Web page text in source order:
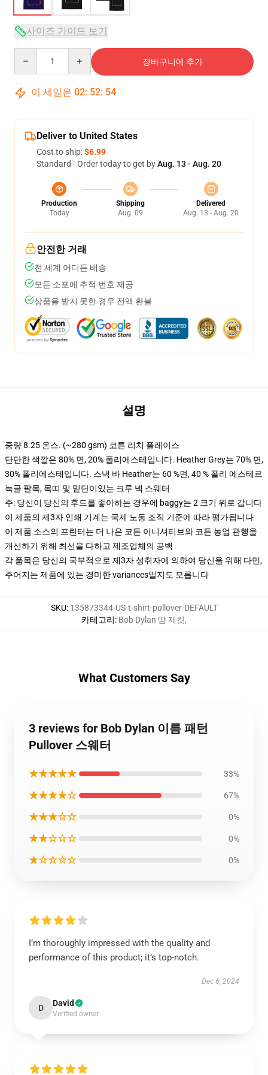
사이즈 가이드 보기
장바구니에 추가
이 세일은 02: 52: 53
Deliver to United States
Cost to ship:$6.99
Standard - Order today to get byAug. 13 - Aug. 20
Production
Today
Shipping
Aug. 09
Delivered
Aug. 13 - Aug. 20
안전한 거래
전 세계 어디든 배송
모든 소포에 추적 번호 제공
상품을 받지 못한 경우 전액 환불
설명
중량 8.25 온스. (~280 gsm) 코튼 리치 플레이스
단단한 색깔은 80% 면, 20% 폴리에스테입니다. Heather Grey는 70% 면,
30% 폴리에스테입니다. 스낵 바 Heather는 60 %면, 40 % 폴리 에스테르
늑골 팔목, 목띠 및 밑단이있는 크루 넥 스웨터
주: 당신이 당신의 후드를 좋아하는 경우에 baggy는 2 크기 위로 갑니다
이 제품의 제3자 인쇄 기계는 국제 노동 조직 기준에 따라 평가됩니다
이 제품 소스의 프린터는 더 나은 코튼 이니셔티브와 코튼 농업 관행을
개선하기 위해 최선을 다하고 제조업체의 공백
각 품목은 당신의 국부적으로 제3자 성취자에 의하여 당신을 위해 다만,
주어지는 제품에 있는 경미한 variances일지도 모릅니다
SKU: 135873344-US-t-shirt-pullover-DEFAULT
카테고리: Bob Dylan 땀 재킷,
What Customers Say
3 reviews for Bob Dylan 이름 패턴
Pullover 스웨터
★★★★★ 33%
★★★★☆ 67%
★★★☆☆ 0%
★★☆☆☆ 0%
★☆☆☆☆ 0%
I’m thoroughly impressed with the quality and
performance of this product; it’s top-notch.
Dec 6, 2024
D David
Verified owner